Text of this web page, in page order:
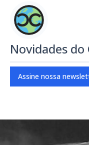
Novidades do
Assine nossa